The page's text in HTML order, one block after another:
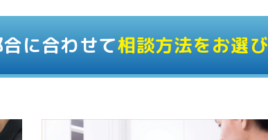
に合わせて相談方法をお選び